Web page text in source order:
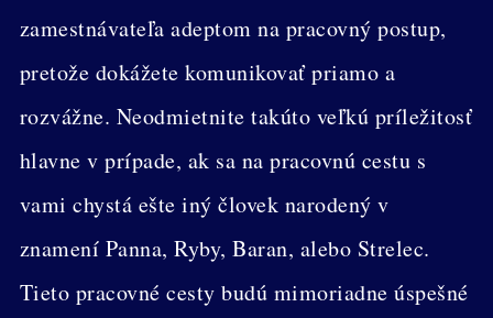
zamestnávateľa adeptom na pracovný postup,
pretože dokážete komunikovať priamo a
rozvážne. Neodmietnite takúto veľkú príležitosť
hlavne v prípade, ak sa na pracovnú cestu s
vami chystá ešte iný človek narodený v
znamení Panna, Ryby, Baran, alebo Strelec.
Tieto pracovné cesty budú mimoriadne úspešné